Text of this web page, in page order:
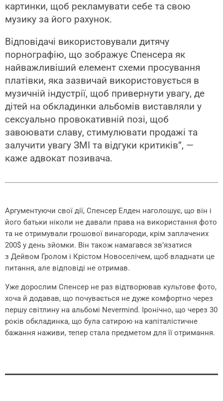
картинки, щоб рекламувати себе та свою
музику за його рахунок.
Відповідачі використовували дитячу
порнографію, що зображує Спенсера як
найважливіший елемент схеми просування
платівки, яка зазвичай використовується в
музичній індустрії, щоб привернути увагу, де
дітей на обкладинки альбомів виставляли у
сексуально провокативній позі, щоб
завоювати славу, стимулювати продажі та
залучити увагу ЗМІ та відгуки критиків”, —
каже адвокат позивача.
Аргументуючи свої дії, Спенсер Елден наголошує, що він і
його батьки ніколи не давали права на використання фото
та не отримували грошової винагороди, крім заплачених
200$ у день зйомки. Він також намагався зв’язатися
з Дейвом Гролом і Крістом Новоселічем, щоб владнати це
питання, але відповіді не отримав.
Уже дорослим Спенсер не раз відтворював культове фото,
хоча й додавав, що почувається не дуже комфортно через
першу світлину на альбомі Nevermind. Іронічно, що через 30
років обкладинка, що була сатирою на капіталістичне
бажання наживи, тепер стала предметом для її отримання.